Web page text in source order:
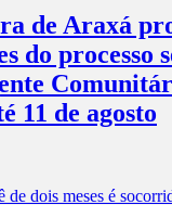
de Araxá
do processo
11 de agosto